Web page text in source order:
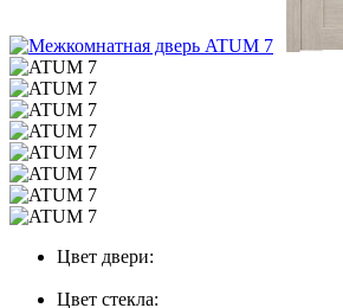
Цвет двери:
Цвет стекла: